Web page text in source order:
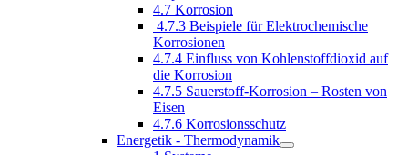
4.7 Korrosion
4.7.3 Beispiele für Elektrochemische
Korrosionen
4.7.4 Einfluss von Kohlenstoffdioxid auf
die Korrosion
4.7.5 Sauerstoff-Korrosion – Rosten von
Eisen
4.7.6 Korrosionsschutz
Energetik - Thermodynamik